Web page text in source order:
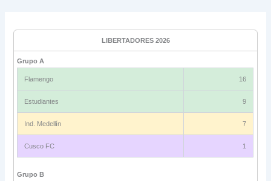
LIBERTADORES 2026
Grupo A
Flamengo 16
Estudiantes 9
Ind. Medellín 7
Cusco FC 1
Grupo B